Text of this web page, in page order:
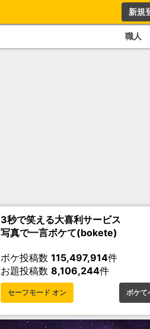
新規
職人
3秒で笑える大喜利サービス
写真で一言ボケて(bokete)
ボケ投稿数 115,497,914件
お題投稿数 8,106,244件
セーフモード オン ボケて